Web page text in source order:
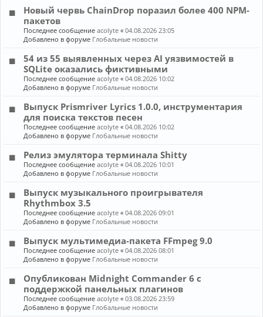
Новый червь ChainDrop поразил более 400 NPM-
пакетов
Последнее сообщениеacolyte «04.08.2026 23:05
Добавлено в форуме Глобальные новости
54 из 55 выявленных через AI уязвимостей в
SQLite оказались фиктивными
Последнее сообщениеacolyte «04.08.2026 10:02
Добавлено в форуме Глобальные новости
Выпуск Prismriver Lyrics 1.0.0, инструментария
для поиска текстов песен
Последнее сообщениеacolyte «04.08.2026 10:02
Добавлено в форуме Глобальные новости
Релиз эмулятора терминала Shitty
Последнее сообщениеacolyte «04.08.2026 10:01
Добавлено в форуме Глобальные новости
Выпуск музыкального проигрывателя
Rhythmbox 3.5
Последнее сообщениеacolyte «04.08.2026 09:01
Добавлено в форуме Глобальные новости
Выпуск мультимедиа-пакета FFmpeg 9.0
Последнее сообщениеacolyte «04.08.2026 08:01
Добавлено в форуме Глобальные новости
Опубликован Midnight Commander 6 c
поддержкой панельных плагинов
Последнее сообщениеacolyte «03.08.2026 23:59
Добавлено в форуме Глобальные новости